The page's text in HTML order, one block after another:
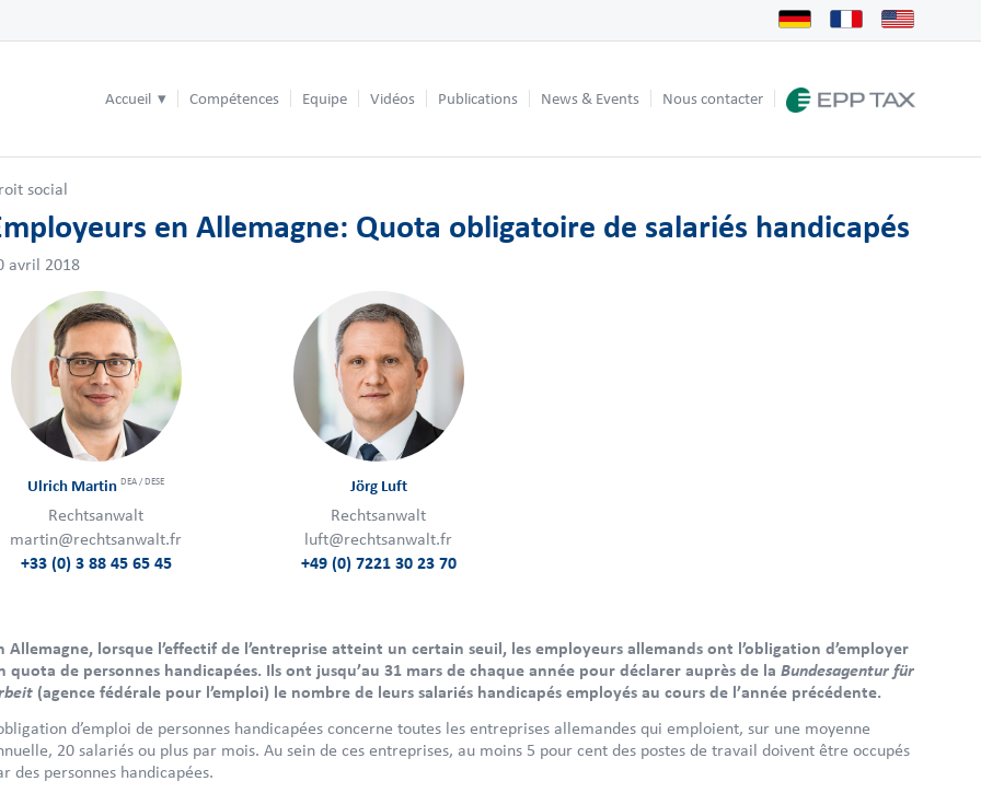
Accueil Compétences Equipe Vidéos Publications News & Events Nous contacter
social
en Allemagne: Quota obligatoire de salariés handicapés
Ulrich MartinDEA / DESE
Rechtsanwalt
martin@rechtsanwalt.fr
+33 (0) 3 88 45 65 45
Jörg Luft
Rechtsanwalt
luft@rechtsanwalt.fr
+49 (0) 7221 30 23 70
Allemagne, lorsque l’effectif de l’entreprise atteint un certain seuil, les employeurs allemands ont l’obligation d’employer
quota de personnes handicapées. Ils ont jusqu’au 31 mars de chaque année pour déclarer auprès de la Bundesagentur für
(agence fédérale pour l’emploi) le nombre de leurs salariés handicapés employés au cours de l’année précédente.
d’emploi de personnes handicapées concerne toutes les entreprises allemandes qui emploient, sur une moyenne
20 salariés ou plus par mois. Au sein de ces entreprises, au moins 5 pour cent des postes de travail doivent être occupés
des personnes handicapées.
avril 2018